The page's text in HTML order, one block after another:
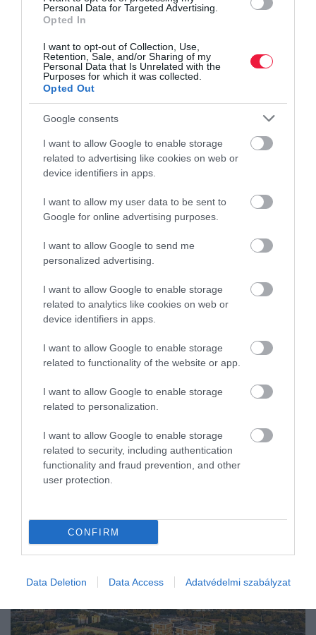
Personal Data for Targeted Advertising.
Opted In
I want to opt-out of Collection, Use,
Retention, Sale, and/or Sharing of my
Personal Data that Is Unrelated with the
Purposes for which it was collected.
Opted Out
Google consents
I want to allow Google to enable storage
related to advertising like cookies on web or
device identifiers in apps.
I want to allow my user data to be sent to
Google for online advertising purposes.
I want to allow Google to send me
personalized advertising.
I want to allow Google to enable storage
related to analytics like cookies on web or
device identifiers in apps.
I want to allow Google to enable storage
related to functionality of the website or app.
I want to allow Google to enable storage
related to personalization.
I want to allow Google to enable storage
related to security, including authentication
functionality and fraud prevention, and other
user protection.
CONFIRM
Data Deletion Data Access Adatvédelmi szabályzat
(X)
Hogyan nyerhetünk értékes órákat a zsúfolt
hétköznapokban?
egyszerűen nem elég. Folyamatosan listákat írunk, próbáljuk
egyensúlyba hozni a munkát a magánélettel, és keressük a
hatékonyság legújabb…